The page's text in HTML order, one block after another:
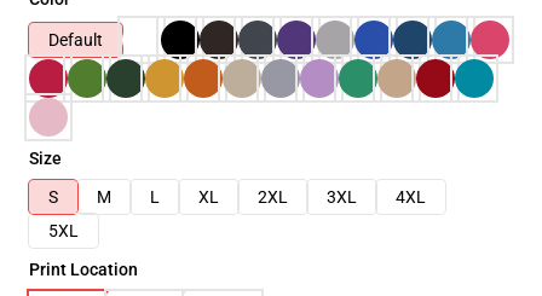
Default
Size
S
M L XL 2XL 3XL
4XL
5XL
Print Location